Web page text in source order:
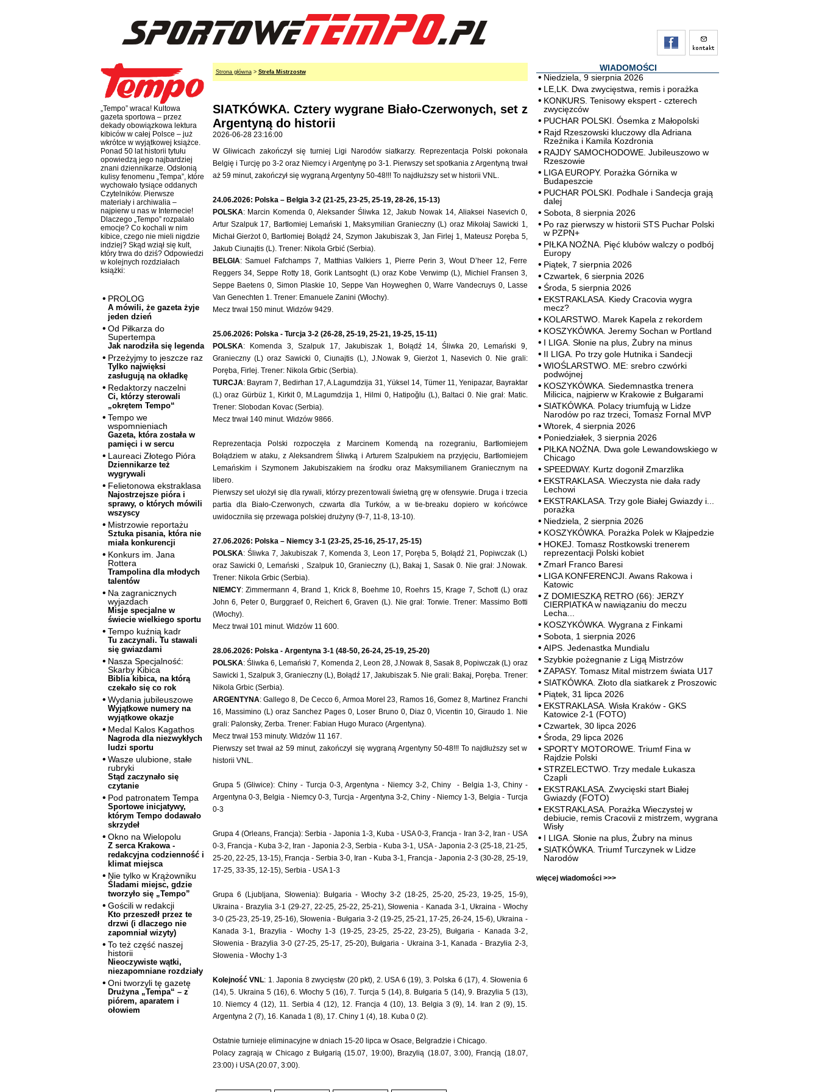
„Tempo” wraca! Kultowa
gazeta sportowa – przez
dekady obowiązkowa lektura
kibiców w całej Polsce – już
wkrótce w wyjątkowej książce.
Ponad 50 lat historii tytułu
opowiedzą jego najbardziej
znani dziennikarze. Odsłonią
kulisy fenomenu „Tempa”, które
wychowało tysiące oddanych
Czytelników. Pierwsze
materiały i archiwalia –
najpierw u nas w Internecie!
Dlaczego „Tempo” rozpalało
emocje? Co kochali w nim
kibice, czego nie mieli nigdzie
indziej? Skąd wziął się kult,
który trwa do dziś? Odpowiedzi
w kolejnych rozdziałach
książki:
PROLOG
A mówili, że gazeta żyje
jeden dzień
Od Piłkarza do
Supertempa
Jak narodziła się legenda
Przeżyjmy to jeszcze raz
Tylko najwięksi
zasługują na okładkę
Redaktorzy naczelni
Ci, którzy sterowali
„okrętem Tempo“
Tempo we
wspomnieniach
Gazeta, która została w
pamięci i w sercu
Laureaci Złotego Pióra
Dziennikarze też
wygrywali
Felietonowa ekstraklasa
Najostrzejsze pióra i
sprawy, o których mówili
wszyscy
Mistrzowie reportażu
Sztuka pisania, która nie
miała konkurencji
Konkurs im. Jana
Rottera
Trampolina dla młodych
talentów
Na zagranicznych
wyjazdach
Misje specjalne w
świecie wielkiego sportu
Tempo kuźnią kadr
Tu zaczynali. Tu stawali
się gwiazdami
Nasza Specjalność:
Skarby Kibica
Biblia kibica, na którą
czekało się co rok
Wydania jubileuszowe
Wyjątkowe numery na
wyjątkowe okazje
Medal Kalos Kagathos
Nagroda dla niezwykłych
ludzi sportu
Wasze ulubione, stałe
rubryki
Stąd zaczynało się
czytanie
Pod patronatem Tempa
Sportowe inicjatywy,
którym Tempo dodawało
skrzydeł
Okno na Wielopolu
Z serca Krakowa -
redakcyjna codzienność i
klimat miejsca
Nie tylko w Krążowniku
Śladami miejsc, gdzie
tworzyło się „Tempo”
Gościli w redakcji
Kto przeszedł przez te
drzwi (i dlaczego nie
zapomniał wizyty)
To też część naszej
historii
Nieoczywiste wątki,
niezapomniane rozdziały
Oni tworzyli tę gazetę
Drużyna „Tempa“ – z
piórem, aparatem i
ołowiem
Strona główna> Strefa Mistrzostw
SIATKÓWKA. Cztery wygrane Biało-Czerwonych, set z
Argentyną do historii
2026-06-28 23:16:00
W Gliwicach zakończył się turniej Ligi Narodów siatkarzy. Reprezentacja Polski pokonała
Belgię i Turcję po 3-2 oraz Niemcy i Argentynę po 3-1. Pierwszy set spotkania z Argentyną trwał
aż 59 minut, zakończył się wygraną Argentyny 50-48!!! To najdłuższy set w historii VNL.
24.06.2026: Polska – Belgia 3-2 (21-25, 23-25, 25-19, 28-26, 15-13)
POLSKA: Marcin Komenda 0, Aleksander Śliwka 12, Jakub Nowak 14, Aliaksei Nasevich 0,
Artur Szalpuk 17, Bartłomiej Lemański 1, Maksymilian Granieczny (L) oraz Mikołaj Sawicki 1,
Michał Gierżot 0, Bartłomiej Bołądź 24, Szymon Jakubiszak 3, Jan Firlej 1, Mateusz Poręba 5,
Jakub Ciunajtis (L). Trener: Nikola Grbić (Serbia).
BELGIA: Samuel Fafchamps 7, Matthias Valkiers 1, Pierre Perin 3, Wout D’heer 12, Ferre
Reggers 34, Seppe Rotty 18, Gorik Lantsoght (L) oraz Kobe Verwimp (L), Michiel Fransen 3,
Seppe Baetens 0, Simon Plaskie 10, Seppe Van Hoyweghen 0, Warre Vandecruys 0, Lasse
Van Genechten 1. Trener: Emanuele Zanini (Włochy).
Mecz trwał 150 minut. Widzów 9429.
25.06.2026: Polska - Turcja 3-2 (26-28, 25-19, 25-21, 19-25, 15-11)
POLSKA: Komenda 3, Szalpuk 17, Jakubiszak 1, Bołądź 14, Śliwka 20, Lemański 9,
Granieczny (L) oraz Sawicki 0, Ciunajtis (L), J.Nowak 9, Gierżot 1, Nasevich 0. Nie grali:
Poręba, Firlej. Trener: Nikola Grbic (Serbia).
TURCJA: Bayram 7, Bedirhan 17, A.Lagumdzija 31, Yüksel 14, Tümer 11, Yenipazar, Bayraktar
(L) oraz Gürbüz 1, Kirkit 0, M.Lagumdzija 1, Hilmi 0, Hatipoğlu (L), Baltaci 0. Nie grał: Matic.
Trener: Slobodan Kovac (Serbia).
Mecz trwał 140 minut. Widzów 9866.
Reprezentacja Polski rozpoczęła z Marcinem Komendą na rozegraniu, Bartłomiejem
Bołądziem w ataku, z Aleksandrem Śliwką i Arturem Szalpukiem na przyjęciu, Bartłomiejem
Lemańskim i Szymonem Jakubiszakiem na środku oraz Maksymilianem Graniecznym na
libero.
Pierwszy set ułożył się dla rywali, którzy prezentowali świetną grę w ofensywie. Druga i trzecia
partia dla Biało-Czerwonych, czwarta dla Turków, a w tie-breaku dopiero w końcówce
uwidoczniła się przewaga polskiej drużyny (9-7, 11-8, 13-10).
27.06.2026: Polska – Niemcy 3-1 (23-25, 25-16, 25-17, 25-15)
POLSKA: Śliwka 7, Jakubiszak 7, Komenda 3, Leon 17, Poręba 5, Bołądź 21, Popiwczak (L)
oraz Sawicki 0, Lemański , Szalpuk 10, Granieczny (L), Bakaj 1, Sasak 0. Nie grał: J.Nowak.
Trener: Nikola Grbic (Serbia).
NIEMCY: Zimmermann 4, Brand 1, Krick 8, Boehme 10, Roehrs 15, Krage 7, Schott (L) oraz
John 6, Peter 0, Burggraef 0, Reichert 6, Graven (L). Nie grał: Torwie. Trener: Massimo Botti
(Włochy).
Mecz trwał 101 minut. Widzów 11 600.
28.06.2026: Polska - Argentyna 3-1 (48-50, 26-24, 25-19, 25-20)
POLSKA: Śliwka 6, Lemański 7, Komenda 2, Leon 28, J.Nowak 8, Sasak 8, Popiwczak (L) oraz
Sawicki 1, Szalpuk 3, Granieczny (L), Bołądź 17, Jakubiszak 5. Nie grali: Bakaj, Poręba. Trener:
Nikola Grbic (Serbia).
ARGENTYNA: Gallego 8, De Cecco 6, Armoa Morel 23, Ramos 16, Gomez 8, Martinez Franchi
16, Massimino (L) oraz Sanchez Pages 0, Loser Bruno 0, Diaz 0, Vicentin 10, Giraudo 1. Nie
grali: Palonsky, Zerba. Trener: Fabian Hugo Muraco (Argentyna).
Mecz trwał 153 minuty. Widzów 11 167.
Pierwszy set trwał aż 59 minut, zakończył się wygraną Argentyny 50-48!!! To najdłuższy set w
historii VNL.
Grupa 5 (Gliwice): Chiny - Turcja 0-3, Argentyna - Niemcy 3-2, Chiny - Belgia 1-3, Chiny -
Argentyna 0-3, Belgia - Niemcy 0-3, Turcja - Argentyna 3-2, Chiny - Niemcy 1-3, Belgia - Turcja
0-3
Grupa 4 (Orleans, Francja): Serbia - Japonia 1-3, Kuba - USA 0-3, Francja - Iran 3-2, Iran - USA
0-3, Francja - Kuba 3-2, Iran - Japonia 2-3, Serbia - Kuba 3-1, USA - Japonia 2-3 (25-18, 21-25,
25-20, 22-25, 13-15), Francja - Serbia 3-0, Iran - Kuba 3-1, Francja - Japonia 2-3 (30-28, 25-19,
17-25, 33-35, 12-15), Serbia - USA 1-3
Grupa 6 (Ljubljana, Słowenia): Bułgaria - Włochy 3-2 (18-25, 25-20, 25-23, 19-25, 15-9),
Ukraina - Brazylia 3-1 (29-27, 22-25, 25-22, 25-21), Słowenia - Kanada 3-1, Ukraina - Włochy
3-0 (25-23, 25-19, 25-16), Słowenia - Bułgaria 3-2 (19-25, 25-21, 17-25, 26-24, 15-6), Ukraina -
Kanada 3-1, Brazylia - Włochy 1-3 (19-25, 23-25, 25-22, 23-25), Bułgaria - Kanada 3-2,
Słowenia - Brazylia 3-0 (27-25, 25-17, 25-20), Bułgaria - Ukraina 3-1, Kanada - Brazylia 2-3,
Słowenia - Włochy 1-3
Kolejność VNL: 1. Japonia 8 zwycięstw (20 pkt), 2. USA 6 (19), 3. Polska 6 (17), 4. Słowenia 6
(14), 5. Ukraina 5 (16), 6. Włochy 5 (16), 7. Turcja 5 (14), 8. Bułgaria 5 (14), 9. Brazylia 5 (13),
10. Niemcy 4 (12), 11. Serbia 4 (12), 12. Francja 4 (10), 13. Belgia 3 (9), 14. Iran 2 (9), 15.
Argentyna 2 (7), 16. Kanada 1 (8), 17. Chiny 1 (4), 18. Kuba 0 (2).
Ostatnie turnieje eliminacyjne w dniach 15-20 lipca w Osace, Belgradzie i Chicago.
Polacy zagrają w Chicago z Bułgarią (15.07, 19:00), Brazylią (18.07, 3:00), Francją (18.07,
23:00) i USA (20.07, 3:00).
WIADOMOŚCI
Niedziela, 9 sierpnia 2026
LE,LK. Dwa zwycięstwa, remis i porażka
KONKURS. Tenisowy ekspert - czterech
zwycięzców
PUCHAR POLSKI. Ósemka z Małopolski
Rajd Rzeszowski kluczowy dla Adriana
Rzeźnika i Kamila Kozdronia
RAJDY SAMOCHODOWE. Jubileuszowo w
Rzeszowie
LIGA EUROPY. Porażka Górnika w
Budapeszcie
PUCHAR POLSKI. Podhale i Sandecja grają
dalej
Sobota, 8 sierpnia 2026
Po raz pierwszy w historii STS Puchar Polski
w PZPN+
PIŁKA NOŻNA. Pięć klubów walczy o podbój
Europy
Piątek, 7 sierpnia 2026
Czwartek, 6 sierpnia 2026
Środa, 5 sierpnia 2026
EKSTRAKLASA. Kiedy Cracovia wygra
mecz?
KOLARSTWO. Marek Kapela z rekordem
KOSZYKÓWKA. Jeremy Sochan w Portland
I LIGA. Słonie na plus, Żubry na minus
II LIGA. Po trzy gole Hutnika i Sandecji
WIOŚLARSTWO. ME: srebro czwórki
podwójnej
KOSZYKÓWKA. Siedemnastka trenera
Milicica, najpierw w Krakowie z Bułgarami
SIATKÓWKA. Polacy triumfują w Lidze
Narodów po raz trzeci, Tomasz Fornal MVP
Wtorek, 4 sierpnia 2026
Poniedziałek, 3 sierpnia 2026
PIŁKA NOŻNA. Dwa gole Lewandowskiego w
Chicago
SPEEDWAY. Kurtz dogonił Zmarzlika
EKSTRAKLASA. Wieczysta nie dała rady
Lechowi
EKSTRAKLASA. Trzy gole Białej Gwiazdy i...
porażka
Niedziela, 2 sierpnia 2026
KOSZYKÓWKA. Porażka Polek w Kłajpedzie
HOKEJ. Tomasz Rostkowski trenerem
reprezentacji Polski kobiet
Zmarł Franco Baresi
LIGA KONFERENCJI. Awans Rakowa i
Katowic
Z DOMIESZKĄ RETRO (66): JERZY
CIERPIATKA w nawiązaniu do meczu
Lecha...
KOSZYKÓWKA. Wygrana z Finkami
Sobota, 1 sierpnia 2026
AIPS. Jedenastka Mundialu
Szybkie pożegnanie z Ligą Mistrzów
ZAPASY. Tomasz Mital mistrzem świata U17
SIATKÓWKA. Złoto dla siatkarek z Proszowic
Piątek, 31 lipca 2026
EKSTRAKLASA. Wisła Kraków - GKS
Katowice 2-1 (FOTO)
Czwartek, 30 lipca 2026
Środa, 29 lipca 2026
SPORTY MOTOROWE. Triumf Fina w
Rajdzie Polski
STRZELECTWO. Trzy medale Łukasza
Czapli
EKSTRAKLASA. Zwycięski start Białej
Gwiazdy (FOTO)
EKSTRAKLASA. Porażka Wieczystej w
debiucie, remis Cracovii z mistrzem, wygrana
Wisły
I LIGA. Słonie na plus, Żubry na minus
SIATKÓWKA. Triumf Turczynek w Lidze
Narodów
więcej wiadomości >>>